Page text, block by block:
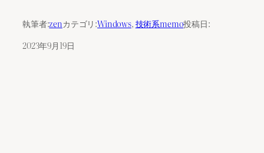
執筆者:zenカテゴリ:Windows, 技術系memo投稿日:
2023年9月19日